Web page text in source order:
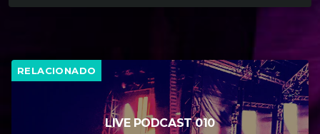
RELACIONADO
LIVE PODCAST 010